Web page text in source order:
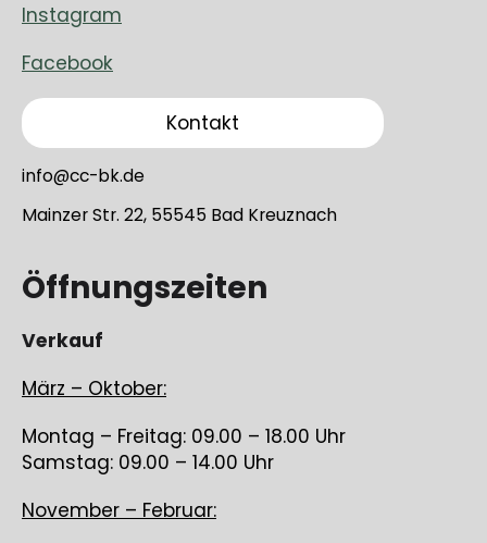
Instagram
Facebook
Kontakt
info@cc-bk.de
Mainzer Str. 22, 55545 Bad Kreuznach
Öffnungszeiten
Verkauf
März – Oktober:
Montag – Freitag: 09.00 – 18.00 Uhr
Samstag: 09.00 – 14.00 Uhr
November – Februar: